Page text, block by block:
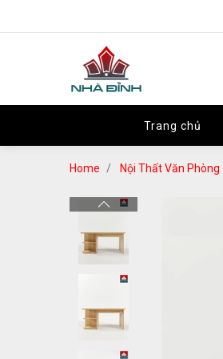
Trang chủ
Trang chủ
Home Nội Thất Văn Phòng